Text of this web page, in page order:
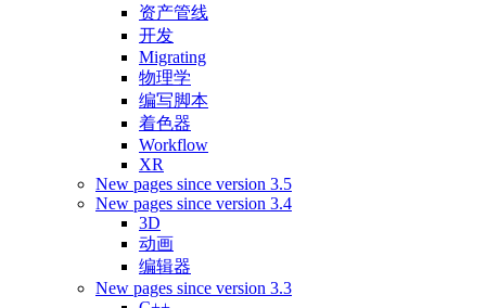
资产管线
开发
Migrating
物理学
编写脚本
着色器
Workflow
XR
New pages since version 3.5
New pages since version 3.4
3D
动画
编辑器
New pages since version 3.3